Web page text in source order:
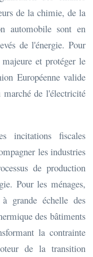
de la chimie, de la
automobile sont en
de l'énergie. Pour
et protéger le
Européenne valide
marché de l'électricité
incitations fiscales
les industries
de production
Pour les ménages,
grande échelle des
des bâtiments
la contrainte
de la transition